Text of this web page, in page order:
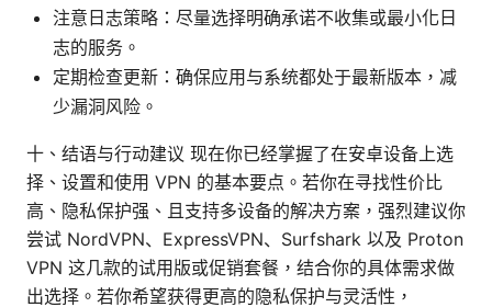
注意日志策略：尽量选择明确承诺不收集或最小化日
志的服务。
定期检查更新：确保应用与系统都处于最新版本，减
少漏洞风险。
十、结语与行动建议 现在你已经掌握了在安卓设备上选
择、设置和使用 VPN 的基本要点。若你在寻找性价比
高、隐私保护强、且支持多设备的解决方案，强烈建议你
尝试 NordVPN、ExpressVPN、Surfshark 以及 Proton
VPN 这几款的试用版或促销套餐，结合你的具体需求做
出选择。若你希望获得更高的隐私保护与灵活性，